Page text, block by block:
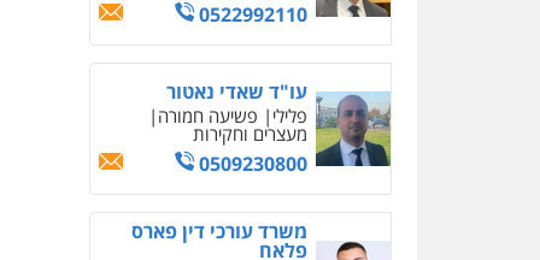
0522992110
עו"ד שאדי נאטור
פלילי פשיעה חמורה
מעצרים וחקירות
0509230800
משרד עורכי דין פארס
פלאח